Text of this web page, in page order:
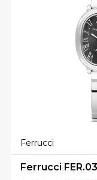
Ferrucci